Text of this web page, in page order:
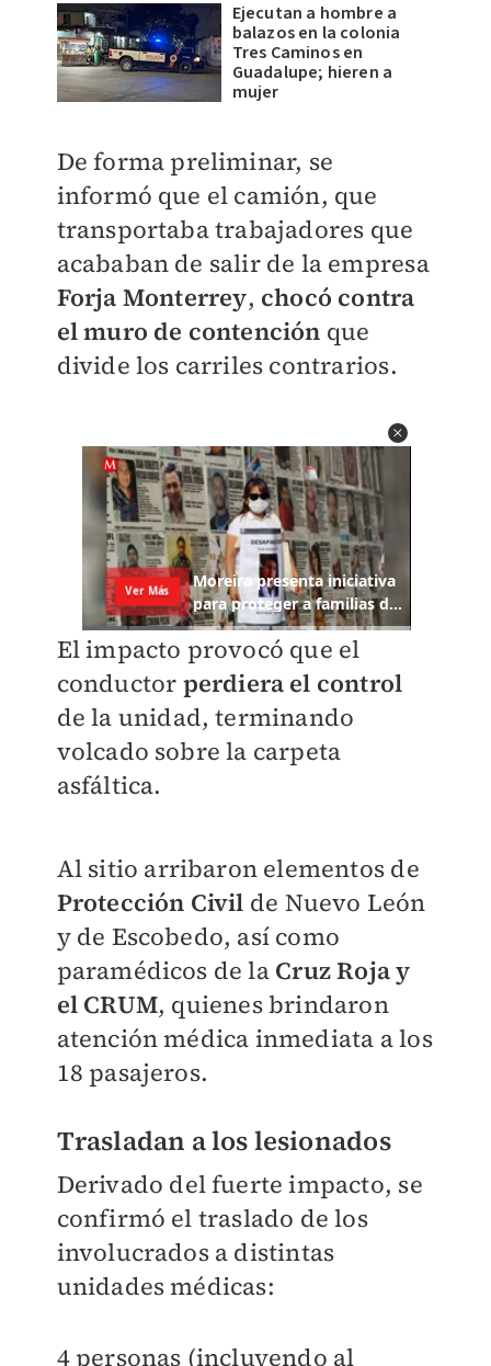
Ejecutan a hombre a
balazos en la colonia
Tres Caminos en
Guadalupe; hieren a
mujer
De forma preliminar, se
informó que el camión, que
transportaba trabajadores que
acababan de salir de la empresa
Forja Monterrey, chocó contra
el muro de contención que
divide los carriles contrarios.
El impacto provocó que el
conductor perdiera el control
de la unidad, terminando
volcado sobre la carpeta
asfáltica.
Al sitio arribaron elementos de
Protección Civil de Nuevo León
y de Escobedo, así como
paramédicos de la Cruz Roja y
el CRUM, quienes brindaron
atención médica inmediata a los
18 pasajeros.
Trasladan a los lesionados
Derivado del fuerte impacto, se
confirmó el traslado de los
involucrados a distintas
unidades médicas:
4 personas (incluyendo al